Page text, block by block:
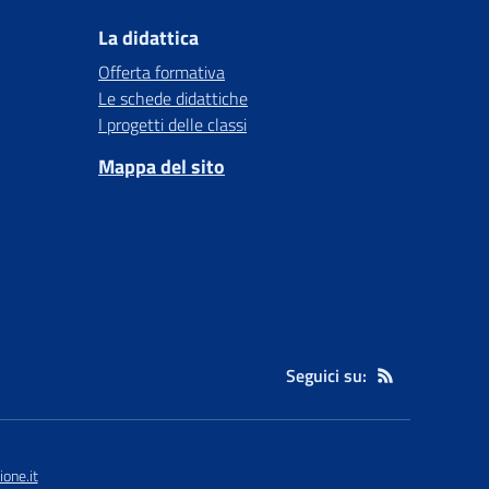
La didattica
Offerta formativa
Le schede didattiche
I progetti delle classi
Mappa del sito
Seguici su: